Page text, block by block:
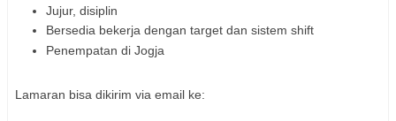
Jujur, disiplin
Bersedia bekerja dengan target dan sistem shift
Penempatan di Jogja
Lamaran bisa dikirim via email ke: